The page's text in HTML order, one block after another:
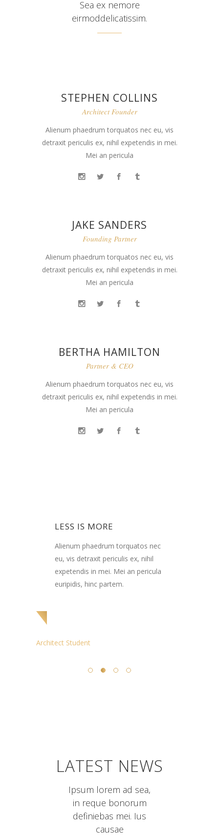
Sea ex nemore
eirmoddelicatissim.
STEPHEN COLLINS
Architect Founder
Alienum phaedrum torquatos nec eu, vis
detraxit periculis ex, nihil expetendis in mei.
Mei an pericula
JAKE SANDERS
Founding Partner
Alienum phaedrum torquatos nec eu, vis
detraxit periculis ex, nihil expetendis in mei.
Mei an pericula
BERTHA HAMILTON
Partner & CEO
Alienum phaedrum torquatos nec eu, vis
detraxit periculis ex, nihil expetendis in mei.
Mei an pericula
THINK CREATIVE
Alienum phaedrum torquatos nec
eu, vis detraxit periculis ex, nihil
expetendis in mei. Mei an pericula
euripidis, hinc partem.
Architect Student
LATEST NEWS
Ipsum lorem ad sea,
in reque bonorum
definiebas mei. Ius
causae